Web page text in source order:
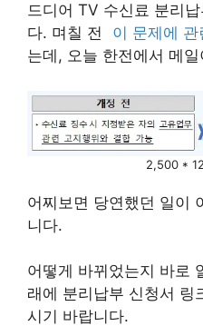
드디어 TV 수신료 분리
다. 며칠 전
이 문제에 관
는데, 오늘 한전에서 메
2,500 *
어찌보면 당연했던 일이
니다.
어떻게 바뀌었는지 바로
래에 분리납부 신청서 링
시기 바랍니다.